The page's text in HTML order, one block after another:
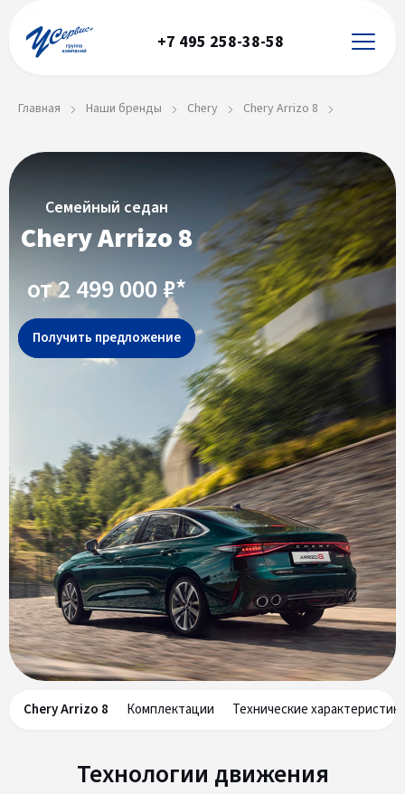
+7 495 258-38-58
Главная Наши бренды Chery Chery Arrizo 8
Семейный седан
Chery Arrizo 8
от 2 499 000 ₽*
Получить предложение
Chery Arrizo 8 Комплектации Технические
Технологии движения